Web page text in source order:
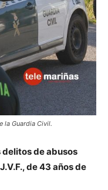
la Guardia Civil.
delitos de abusos
de 43 años de